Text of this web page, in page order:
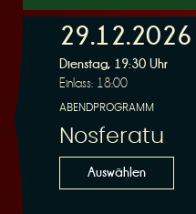
29.12.2026
Dienstag, 19:30 Uhr
Einlass: 18:00
ABENDPROGRAMM
Nosferatu
Auswählen